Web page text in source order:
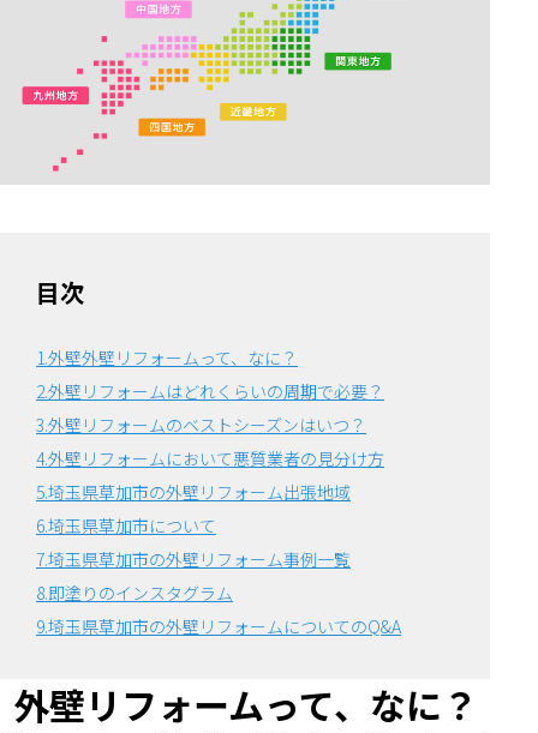
目次
1.外壁外壁リフォームって、なに？
2.外壁リフォームはどれくらいの周期で必要？
3.外壁リフォームのベストシーズンはいつ？
4.外壁リフォームにおいて悪質業者の見分け方
5.埼玉県草加市の外壁リフォーム出張地域
6.埼玉県草加市について
7.埼玉県草加市の外壁リフォーム事例一覧
8.即塗りのインスタグラム
9.埼玉県草加市の外壁リフォームについてのQ&A
外壁リフォームって、なに？